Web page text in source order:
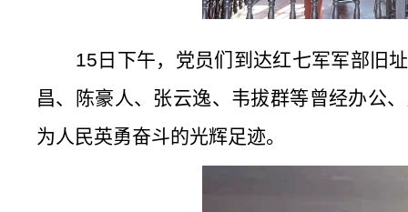
15 日下午，党员们到达红七军军部旧
昌、陈豪人、张云逸、韦拔群等曾经办公
为人民英勇奋斗的光辉足迹。